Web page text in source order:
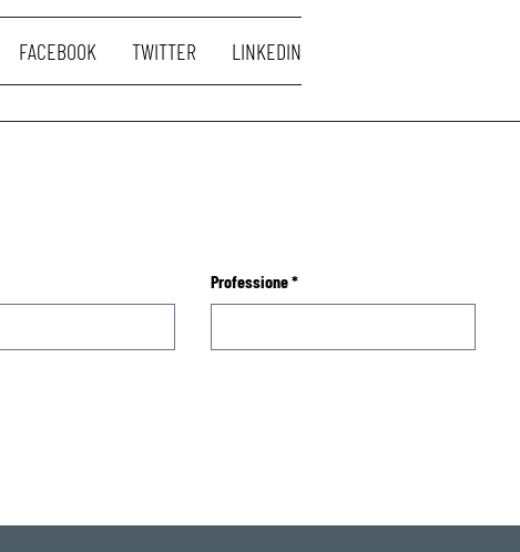
FACEBOOK TWITTER LINKEDIN
Professione*